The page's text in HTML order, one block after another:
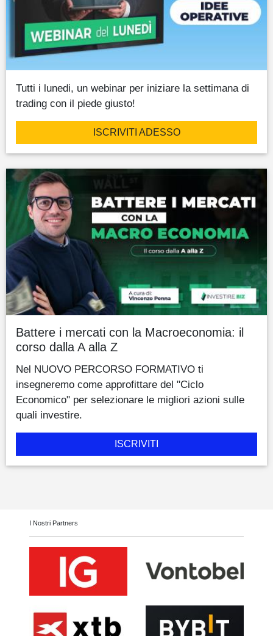
Tutti i lunedi, un webinar per iniziare la settimana di
trading con il piede giusto!
ISCRIVITI ADESSO
Battere i mercati con la Macroeconomia: il
corso dalla A alla Z
Nel NUOVO PERCORSO FORMATIVO ti
insegneremo come approfittare del "Ciclo
Economico" per selezionare le migliori azioni sulle
quali investire.
ISCRIVITI
I Nostri Partners